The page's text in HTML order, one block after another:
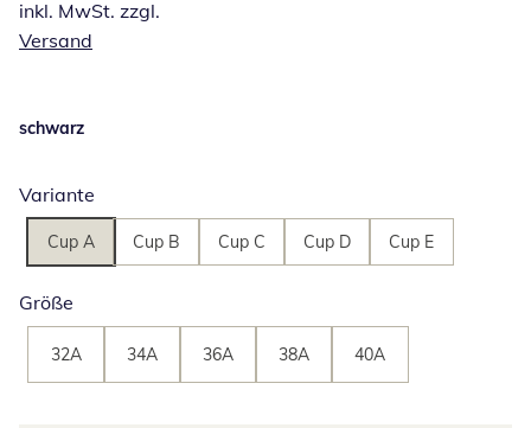
inkl. MwSt. zzgl.
Versand
schwarz
Variante
Cup A Cup B Cup C Cup D Cup E
Größe
32A 34A 36A 38A 40A